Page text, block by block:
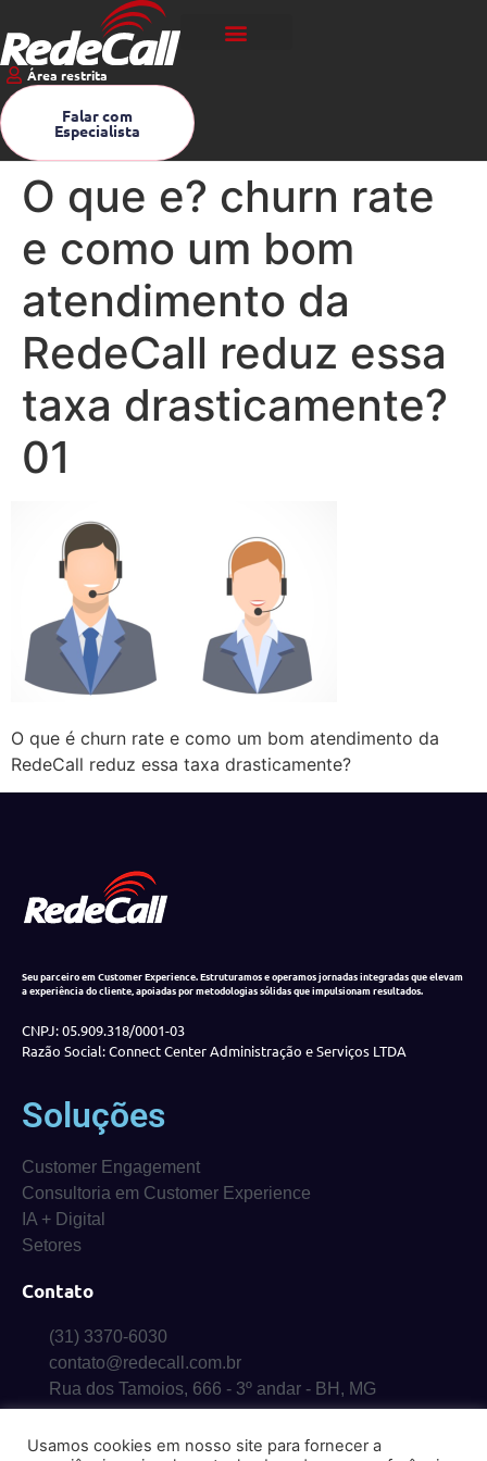
Área restrita
Falar com
Especialista
O que e? churn rate
e como um bom
atendimento da
RedeCall reduz essa
taxa drasticamente?
01
O que é churn rate e como um bom atendimento da
RedeCall reduz essa taxa drasticamente?
Seu parceiro em Customer Experience. Estruturamos e operamos jornadas integradas que elevam
a experiência do cliente, apoiadas por metodologias sólidas que impulsionam resultados.
CNPJ: 05.909.318/0001-03
Razão Social: Connect Center Administração e Serviços LTDA
Soluções
Customer Engagement
Consultoria em Customer Experience
IA + Digital
Setores
Contato
(31) 3370-6030
contato@redecall.com.br
Rua dos Tamoios, 666 - 3º andar - BH, MG
Usamos cookies em nosso site para fornecer a